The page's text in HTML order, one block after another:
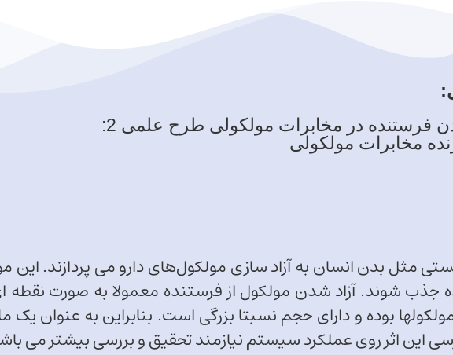
مخابرات مولکولی
مثل بدن انسان به آزاد سازی مولکول‌های دارو می پردازند. این
شوند. آزاد شدن مولکول از فرستنده معمولا به صورت نقطه
بوده و دارای حجم نسبتا بزرگی است. بنابراین به عنوان یک
این اثر روی عملکرد سیستم نیازمند تحقیق و بررسی بیشتر می